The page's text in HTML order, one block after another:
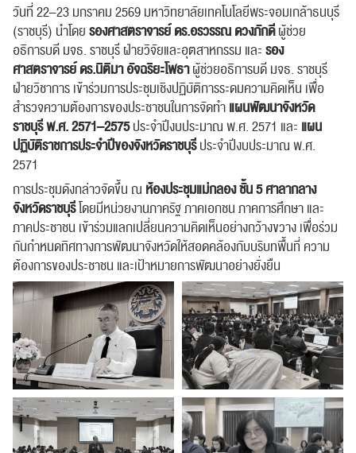
วันที่ 22–23 มกราคม 2569 มหาวิทยาลัยเทคโนโลยีพระจอมเกล้าธนบุรี
(ราชบุรี) นำโดยรองศาสตราจารย์ ดร.อรวรรณ ดวงภักดีผู้ช่วย
อธิการบดี มจธ. ราชบุรี ฝ่ายวิจัยและอุตสาหกรรม และรอง
ศาสตราจารย์ ดร.นิติมา อัจฉริยะโพธาผู้ช่วยอธิการบดี มจธ. ราชบุรี
ฝ่ายวิชาการ เข้าร่วมการประชุมเชิงปฏิบัติการระดมความคิดเห็น เพื่อ
สำรวจความต้องการของประชาชนในการจัดทำแผนพัฒนาจังหวัด
ราชบุรี พ.ศ. 2571–2575ประจำปีงบประมาณ พ.ศ. 2571 และ แผน
ปฏิบัติราชการประจำปีของจังหวัดราชบุรีประจำปีงบประมาณ พ.ศ.
2571
การประชุมดังกล่าวจัดขึ้น ณ ห้องประชุมแม่กลอง ชั้น 5 ศาลากลาง
จังหวัดราชบุรีโดยมีหน่วยงานภาครัฐ ภาคเอกชน ภาคการศึกษา และ
ภาคประชาชน เข้าร่วมแลกเปลี่ยนความคิดเห็นอย่างกว้างขวาง เพื่อร่วม
กันกำหนดทิศทางการพัฒนาจังหวัดให้สอดคล้องกับบริบทพื้นที่ ความ
ต้องการของประชาชน และเป้าหมายการพัฒนาอย่างยั่งยืน